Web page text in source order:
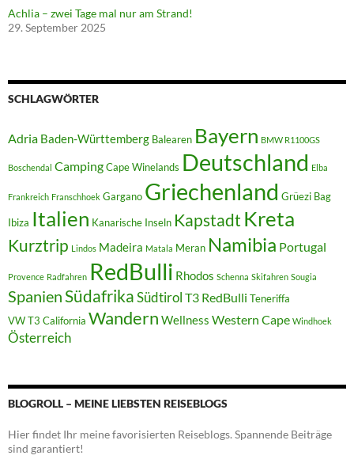
Achlia – zwei Tage mal nur am Strand!
29. September 2025
SCHLAGWÖRTER
Adria Baden-Württemberg Balearen Bayern BMW R1100GS
Boschendal CampingCape Winelands Deutschland Elba
Frankreich Franschhoek Gargano Griechenland Grüezi Bag
Ibiza Italien Kanarische Inseln Kapstadt Kreta
Kurztrip Lindos Madeira Matala Meran Namibia Portugal
Provence Radfahren RedBulli Rhodos Schenna Skifahren Sougia
SpanienSüdafrikaSüdtirol T3 RedBulli Teneriffa
VW T3 California Wandern Wellness Western Cape Windhoek
Österreich
BLOGROLL – MEINE LIEBSTEN REISEBLOGS
Hier findet Ihr meine favorisierten Reiseblogs. Spannende Beiträge
sind garantiert!